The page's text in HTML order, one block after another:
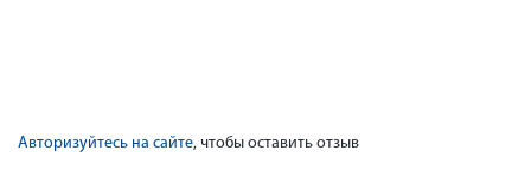
Авторизуйтесь на сайте, чтобы оставить отзыв